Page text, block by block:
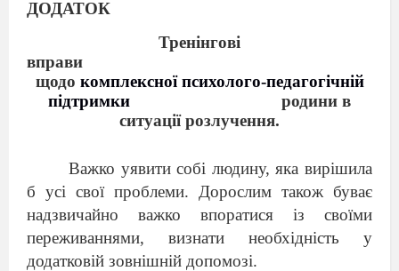
ДОДАТОК
Тренінгові
вправи
щодо комплексної психолого-педагогічній
підтримки
родини в
ситуації розлучення.
Важко уявити собі людину, яка вирішила
б усі свої проблеми. Дорослим також буває
надзвичайно важко впоратися із своїми
переживаннями, визнати необхідність у
додатковій зовнішній допомозі.